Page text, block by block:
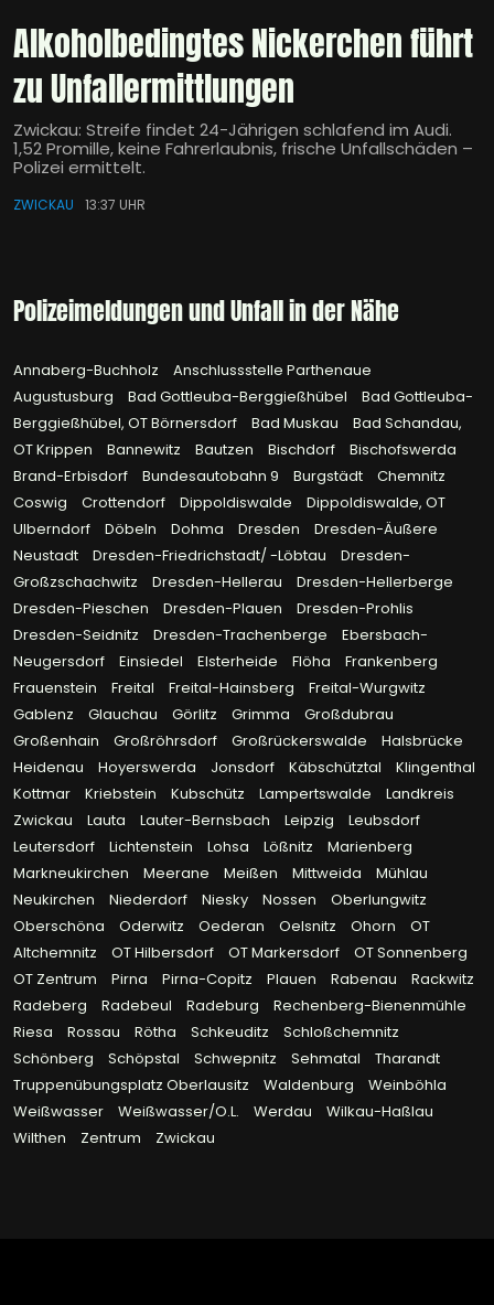
Alkoholbedingtes Nickerchen führt
zu Unfallermittlungen
Zwickau: Streife findet 24-Jährigen schlafend im Audi.
1,52 Promille, keine Fahrerlaubnis, frische Unfallschäden –
Polizei ermittelt.
ZWICKAU 13:37 UHR
Polizeimeldungen und Unfall in der Nähe
Annaberg-Buchholz
Anschlussstelle Parthenaue
Augustusburg
Bad Gottleuba-Berggießhübel
Bad Gottleuba-
Berggießhübel, OT Börnersdorf
Bad Muskau
Bad Schandau,
OT Krippen
Bannewitz Bautzen Bischdorf
Bischofswerda
Brand-Erbisdorf
Bundesautobahn 9 Burgstädt
Chemnitz
Coswig
Crottendorf Dippoldiswalde
Dippoldiswalde, OT
Ulberndorf
Döbeln Dohma Dresden
Dresden-Äußere
Neustadt
Dresden-Friedrichstadt/ -Löbtau
Dresden-
Großzschachwitz
Dresden-Hellerau
Dresden-Hellerberge
Dresden-Pieschen
Dresden-Plauen
Dresden-Prohlis
Dresden-Seidnitz
Dresden-Trachenberge
Ebersbach-
Neugersdorf
Einsiedel Elsterheide Flöha
Frankenberg
Frauenstein
Freital Freital-Hainsberg
Freital-Wurgwitz
Gablenz
Glauchau Görlitz Grimma
Großdubrau
Großenhain
Großröhrsdorf Großrückerswalde
Halsbrücke
Heidenau
Hoyerswerda Jonsdorf Käbschütztal
Klingenthal
Kottmar
Kriebstein Kubschütz Lampertswalde
Landkreis
Zwickau
Lauta Lauter-Bernsbach Leipzig
Leubsdorf
Leutersdorf
Lichtenstein Lohsa Lößnitz
Marienberg
Markneukirchen
Meerane Meißen Mittweida
Mühlau
Neukirchen
Niederdorf Niesky Nossen
Oberlungwitz
Oberschöna
Oderwitz Oederan Oelsnitz Ohorn
OT
Altchemnitz
OT Hilbersdorf OT Markersdorf
OT Sonnenberg
OT Zentrum
Pirna Pirna-Copitz Plauen Rabenau
Rackwitz
Radeberg
Radebeul Radeburg
Rechenberg-Bienenmühle
Riesa
Rossau Rötha Schkeuditz
Schloßchemnitz
Schönberg
Schöpstal Schwepnitz Sehmatal
Tharandt
Truppenübungsplatz Oberlausitz
Waldenburg
Weinböhla
Weißwasser
Weißwasser/O.L. Werdau
Wilkau-Haßlau
Wilthen
Zentrum Zwickau